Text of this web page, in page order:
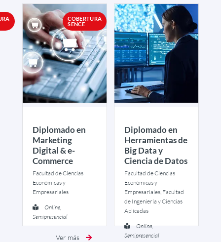
Diplomado en
Marketing
Digital & e-
Commerce
Facultad de Ciencias
Económicas y
Empresariales
Online,
Semipresencial
Ver más
COBERTURA
SENCE
Diplomado en
Herramientas de
Big Data y
Ciencia de Datos
Facultad de Ciencias
Económicas y
Empresariales, Facultad
de Ingeniería y Ciencias
Aplicadas
Online,
Semipresencial